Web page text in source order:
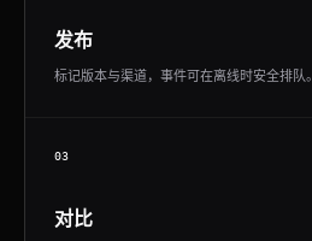
发布
标记版本与渠道，事件可在离线时安全排队。
03
对比